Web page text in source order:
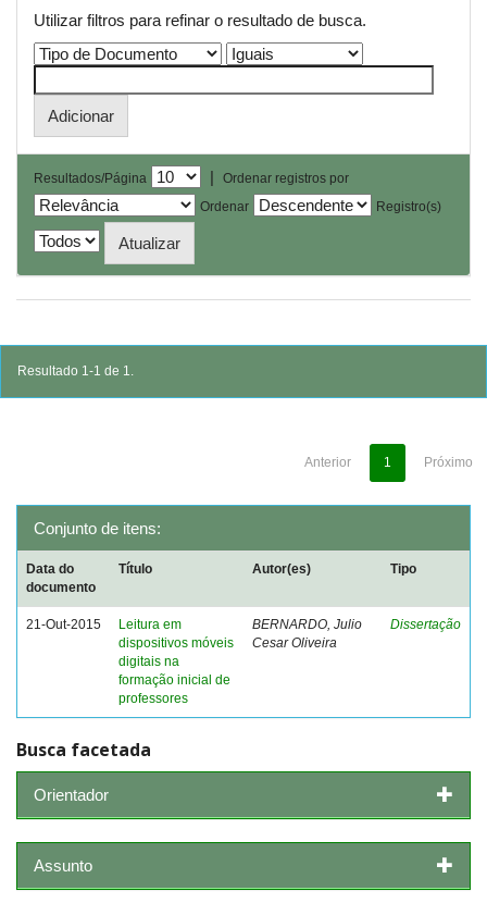
Utilizar filtros para refinar o resultado de busca.
Resultados/Página |
Ordenar registros por
Ordenar
Registro(s)
Resultado 1-1 de 1.
Anterior 1 Próximo
Conjunto de itens:
Data do
documento
Título Autor(es) Tipo
21-Out-2015
Leitura em
dispositivos móveis
digitais na
formação inicial de
professores
BERNARDO, Julio
Cesar Oliveira
Dissertação
Busca facetada
Orientador
Assunto